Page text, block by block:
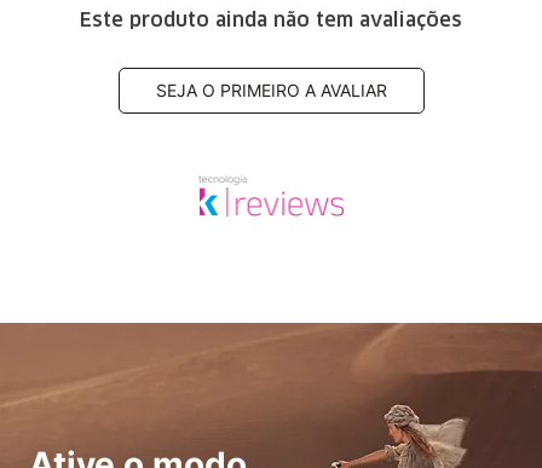
Este produto ainda não tem avaliações
SEJA O PRIMEIRO A AVALIAR